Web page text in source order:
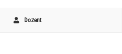
Dozent